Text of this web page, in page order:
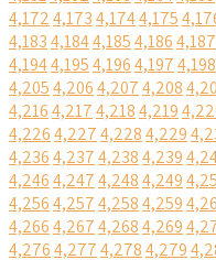
4,1724,1734,1744,175
4,1834,1844,1854,1864,187
4,1944,1954,1964,1974,198
4,2054,2064,2074,208
4,2164,2174,2184,219
4,2264,2274,2284,229
4,2364,2374,2384,239
4,2464,2474,2484,249
4,2564,2574,2584,259
4,2664,2674,2684,269
4,2764,2774,2784,279